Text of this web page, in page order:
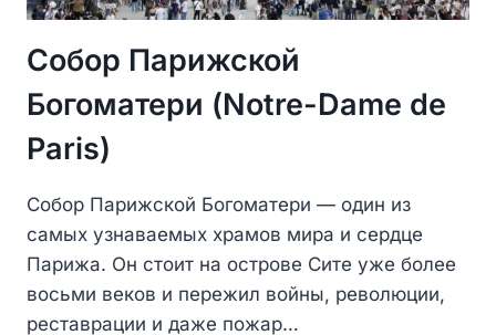
Собор Парижской
Богоматери (Notre-Dame de
Paris)
Собор Парижской Богоматери — один из
самых узнаваемых храмов мира и сердце
Парижа. Он стоит на острове Сите уже более
восьми веков и пережил войны, революции,
реставрации и даже пожар…